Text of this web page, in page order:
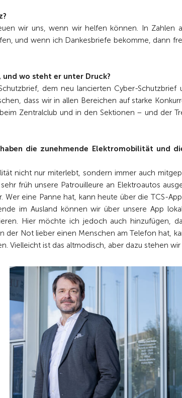
wir uns, wenn wir helfen können. In Zahlen
und wenn ich Dankesbriefe bekomme, dann
wo steht er unter Druck?
dem neu lancierten Cyber-Schutzbrief
dass wir in allen Bereichen auf starke
Zentralclub und in den Sektionen – und der
die zunehmende Elektromobilität und
nicht nur miterlebt, sondern immer auch
früh unsere Patrouilleure an Elektroautos
Wer eine Panne hat, kann heute über die TCS-
im Ausland können wir über unsere App
Hier möchte ich jedoch auch hinzufügen,
der Not lieber einen Menschen am Telefon hat,
Vielleicht ist das altmodisch, aber dazu stehen wir